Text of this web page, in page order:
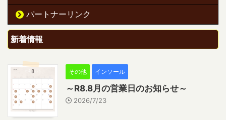
パートナーリンク
新着情報
その他 インソール
～R8.8月の営業日のお知らせ～
2026/7/23